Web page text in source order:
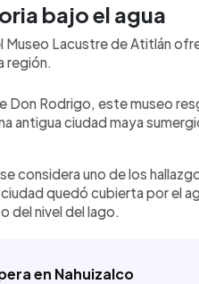
bajo el agua
Museo Lacustre de Atitlán
región.
Don Rodrigo, este museo
antigua ciudad maya
considera uno de los
quedó cubierta por el
del nivel del lago.
en Nahuizalco